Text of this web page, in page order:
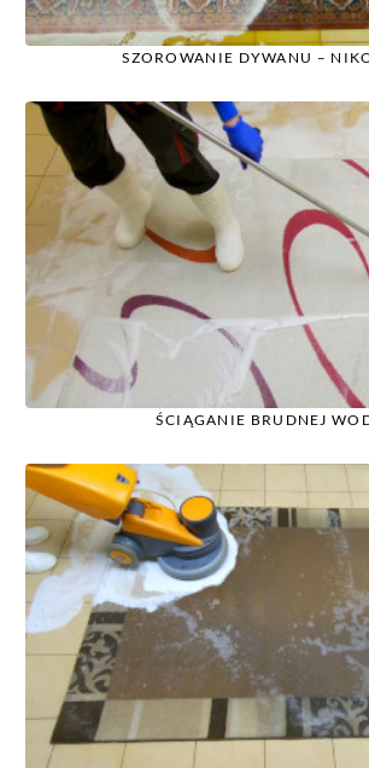
SZOROWANIE DYWANU –
ŚCIĄGANIE BRUDNEJ